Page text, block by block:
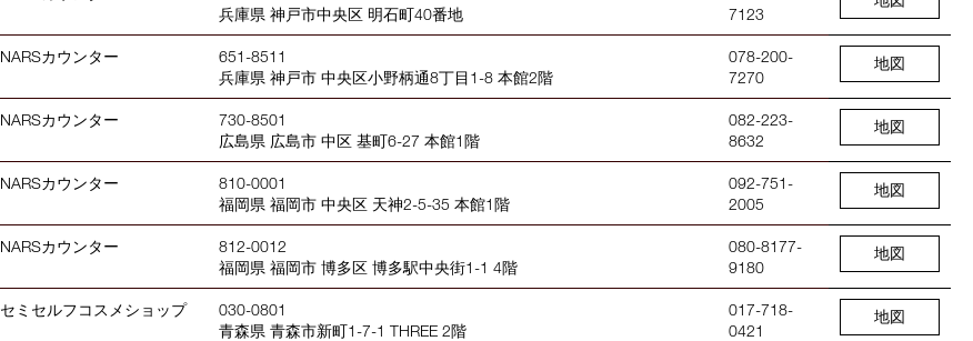
兵庫県 神戸市中央区 明石町40番地
7123
NARSカウンター
651-8511
兵庫県 神戸市 中央区小野柄通8丁目1-8 本館2階
078-200-
7270
地図
NARSカウンター
730-8501
広島県 広島市 中区 基町6-27 本館1階
082-223-
8632
地図
NARSカウンター
810-0001
福岡県 福岡市 中央区 天神2-5-35 本館1階
092-751-
2005
地図
NARSカウンター
812-0012
福岡県 福岡市 博多区 博多駅中央街1-1 4階
080-8177-
9180
地図
セミセルフコスメショップ
030-0801
青森県 青森市新町1-7-1 THREE 2階
017-718-
0421
地図